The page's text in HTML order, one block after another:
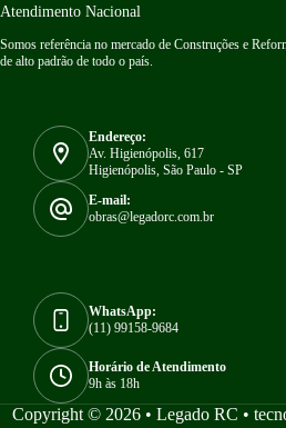
Atendimento Nacional
Somos referência no mercado de Construções e
de alto padrão de todo o país.
Endereço:
Av. Higienópolis, 617
Higienópolis, São Paulo - SP
E-mail:
obras@legadorc.com.br
WhatsApp:
(11) 99158-9684
Horário de Atendimento
9h às 18h
Copyright © 2026 • Legado RC •